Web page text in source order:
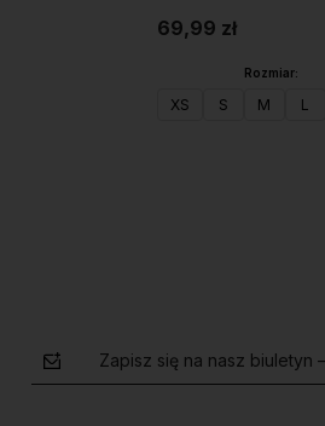
69,99 zł
Rozmiar:
XS S M L
Zapisz się na nasz biuletyn